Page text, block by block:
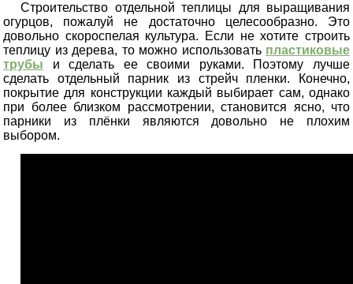
Строительство отдельной теплицы для выращивания
огурцов, пожалуй не достаточно целесообразно. Это
довольно скороспелая культура. Если не хотите строить
теплицу из дерева, то можно использовать пластиковые
трубы и сделать ее своими руками. Поэтому лучше
сделать отдельный парник из стрейч пленки. Конечно,
покрытие для конструкции каждый выбирает сам, однако
при более близком рассмотрении, становится ясно, что
парники из плёнки являются довольно не плохим
выбором.